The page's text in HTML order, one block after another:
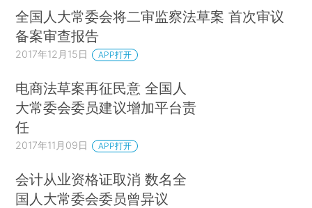
全国人大常委会将二审监察法草案 首次审议
备案审查报告
2017年12月15日 APP打开
电商法草案再征民意 全国人
大常委会委员建议增加平台责
任
2017年11月09日 APP打开
会计从业资格证取消 数名全
国人大常委会委员曾异议